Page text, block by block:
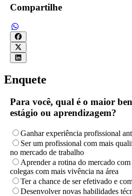
Compartilhe
Enquete
Para você, qual é o maior
estágio ou aprendizagem?
Ganhar experiência profissional
Ser um profissional com mais
no mercado de trabalho
Aprender a rotina do mercado
colegas com mais vivência na área
Ter a chance de ser efetivado e
Desenvolver novas habilidades